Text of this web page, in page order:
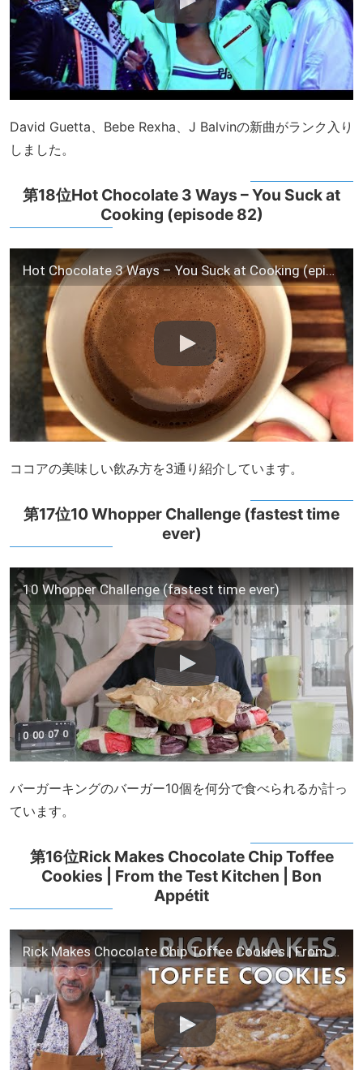
David Guetta、Bebe Rexha、J Balvinの新曲がランク入り
しました。
第18位Hot Chocolate 3 Ways – You Suck at
Cooking (episode 82)
Hot Chocolate 3 Ways – You Suck at Cooking (episode 82)
ココアの美味しい飲み方を3通り紹介しています。
第17位10 Whopper Challenge (fastest time
ever)
10 Whopper Challenge (fastest time ever)
バーガーキングのバーガー10個を何分で食べられるか計っ
ています。
第16位Rick Makes Chocolate Chip Toffee
Cookies | From the Test Kitchen | Bon
Appétit
Rick Makes Chocolate Chip Toffee Cookies | From the Test Kitchen | Bon Appétit